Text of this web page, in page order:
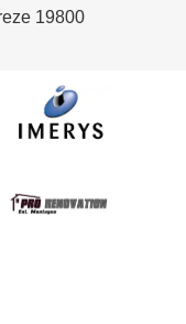
19800